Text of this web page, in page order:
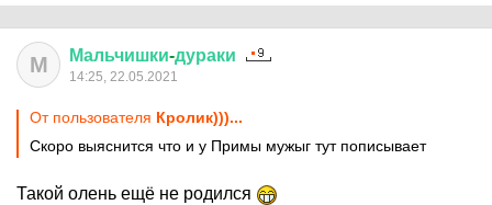
М Мальчишки-дураки
14:25, 22.05.2021
От пользователя Кролик)))...
Скоро выяснится что и у Примы мужыг тут пописывает
Такой олень ещё не родился